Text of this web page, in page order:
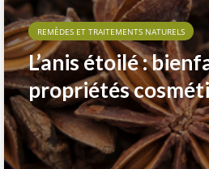
REMÈDES ET TRAITEMENTS NATURELS
L’anis étoilé :
propriétés